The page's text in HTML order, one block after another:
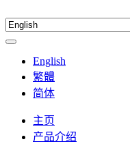
English
繁體
简体
主页
产品介绍